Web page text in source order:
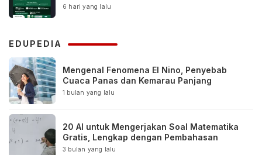
6 hari yang lalu
EDUPEDIA
Mengenal Fenomena El Nino, Penyebab
Cuaca Panas dan Kemarau Panjang
1 bulan yang lalu
20 AI untuk Mengerjakan Soal Matematika
Gratis, Lengkap dengan Pembahasan
3 bulan yang lalu